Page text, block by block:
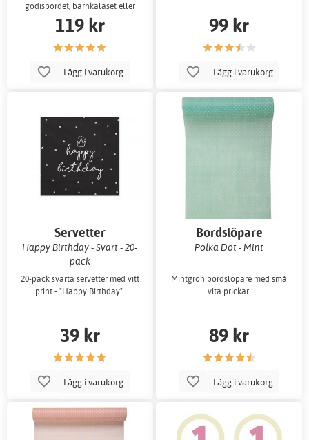
godisbordet, barnkalaset eller
buffén.
119 kr
Lägg i varukorg
99 kr
Lägg i varukorg
Servetter
Happy Birthday - Svart - 20-
pack
20-pack svarta servetter med vitt
print - "Happy Birthday".
39 kr
Lägg i varukorg
Bordslöpare
Polka Dot - Mint
Mintgrön bordslöpare med små
vita prickar.
89 kr
Lägg i varukorg